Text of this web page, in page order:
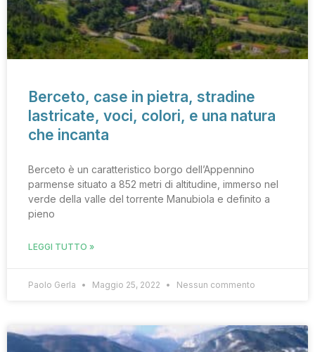
Berceto, case in pietra, stradine
lastricate, voci, colori, e una natura
che incanta
Berceto è un caratteristico borgo dell’Appennino
parmense situato a 852 metri di altitudine, immerso nel
verde della valle del torrente Manubiola e definito a
pieno
LEGGI TUTTO »
Paolo Gerla Maggio 25, 2022 Nessun commento